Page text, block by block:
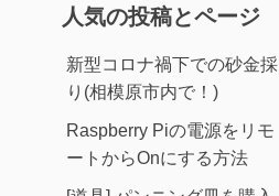
人気の投稿とページ
新型コロナ禍下での砂金採
り(相模原市内で！)
Raspberry Piの電源をリモ
ートからOnにする方法